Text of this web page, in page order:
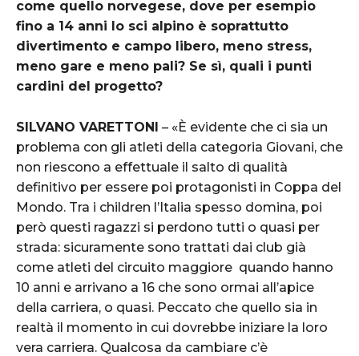
come quello norvegese, dove per esempio
fino a 14 anni lo sci alpino è soprattutto
divertimento e campo libero, meno stress,
meno gare e meno pali? Se sì, quali i punti
cardini del progetto?
SILVANO VARETTONI – «È evidente che ci sia un
problema con gli atleti della categoria Giovani, che
non riescono a effettuale il salto di qualità
definitivo per essere poi protagonisti in Coppa del
Mondo. Tra i children l’Italia spesso domina, poi
però questi ragazzi si perdono tutti o quasi per
strada: sicuramente sono trattati dai club già
come atleti del circuito maggiore quando hanno
10 anni e arrivano a 16 che sono ormai all’apice
della carriera, o quasi. Peccato che quello sia in
realtà il momento in cui dovrebbe iniziare la loro
vera carriera. Qualcosa da cambiare c’è